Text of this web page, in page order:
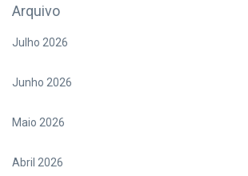
Arquivo
Julho 2026
Junho 2026
Maio 2026
Abril 2026